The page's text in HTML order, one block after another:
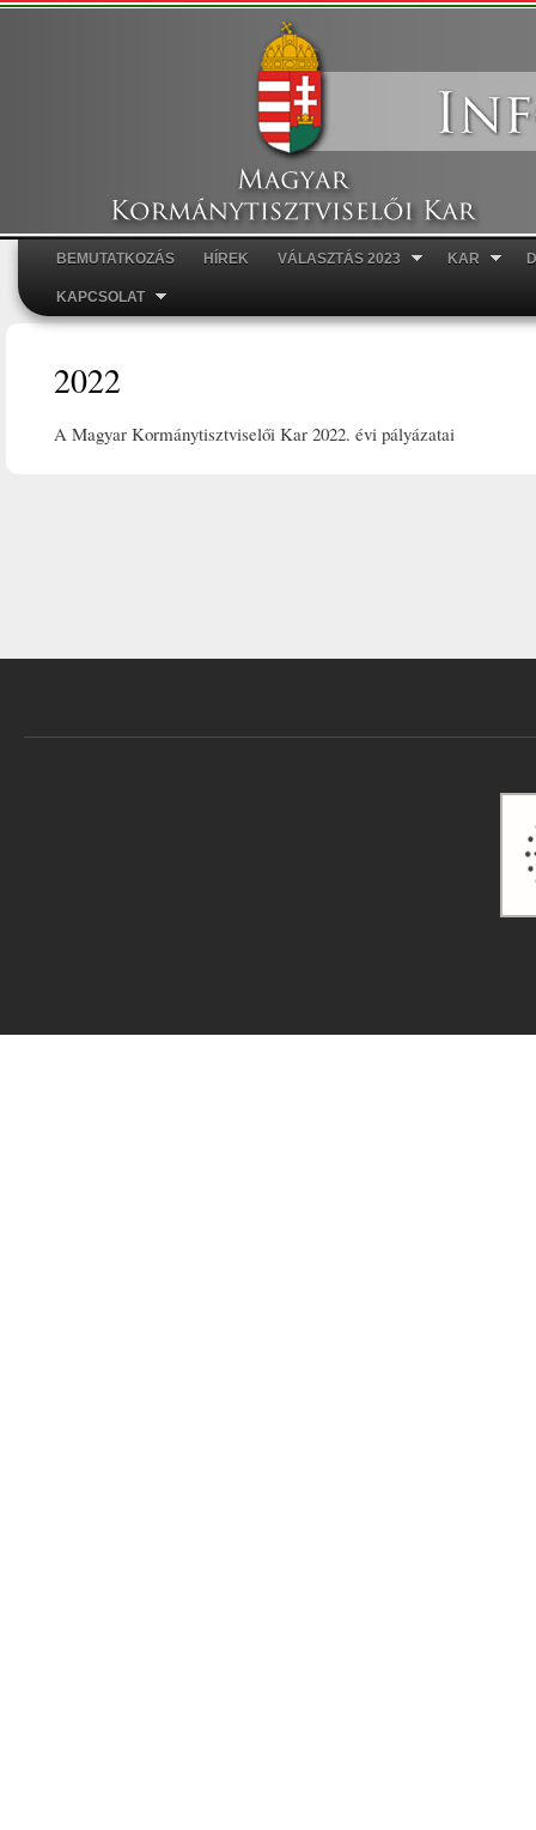
Főmenü
BEMUTATKOZÁS HÍREK VÁLASZTÁS 2023 KAR
KAPCSOLAT
2022
A Magyar Kormánytisztviselői Kar 2022. évi pályázatai